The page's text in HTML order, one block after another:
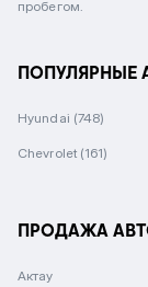
пробегом.
ПОПУЛЯРНЫЕ
Hyundai (748)
Chevrolet (161)
ПРОДАЖА
Актау